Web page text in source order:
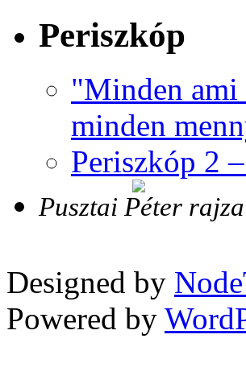
Periszkóp
"Minden ami
minden
Periszkóp 2
Pusztai Péter rajza
Designed by
Powered by